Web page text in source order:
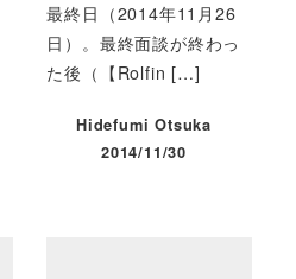
最終日（2014年11月26
日）。最終面談が終わっ
た後（【Rolfin […]
Hidefumi Otsuka
投稿日
2014/11/30